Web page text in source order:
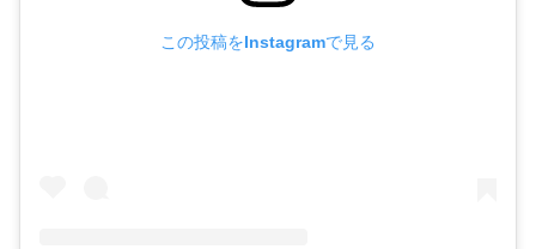
この投稿をInstagramで見る